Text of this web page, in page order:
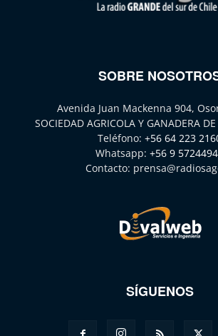
SOBRE
Avenida Juan Mackenna 904,
SOCIEDAD AGRICOLA Y GANADERA
Teléfono: +56 64 223
Whatsapp: +56 9
Contacto:
SÍGUENOS